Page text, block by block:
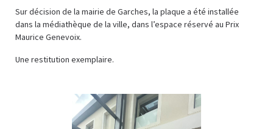
Sur décision de la mairie de Garches, la plaque a été installée
dans la médiathèque de la ville, dans l’espace réservé au Prix
Maurice Genevoix.
Une restitution exemplaire.